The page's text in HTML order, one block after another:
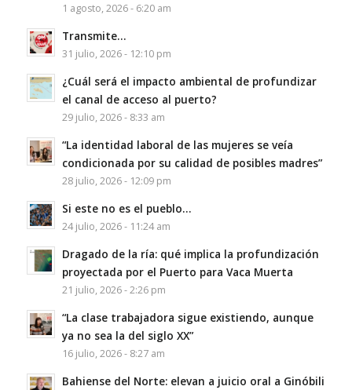
1 agosto, 2026 - 6:20 am
Transmite…
31 julio, 2026 - 12:10 pm
¿Cuál será el impacto ambiental de profundizar
el canal de acceso al puerto?
29 julio, 2026 - 8:33 am
“La identidad laboral de las mujeres se veía
condicionada por su calidad de posibles madres”
28 julio, 2026 - 12:09 pm
Si este no es el pueblo…
24 julio, 2026 - 11:24 am
Dragado de la ría: qué implica la profundización
proyectada por el Puerto para Vaca Muerta
21 julio, 2026 - 2:26 pm
“La clase trabajadora sigue existiendo, aunque
ya no sea la del siglo XX”
16 julio, 2026 - 8:27 am
Bahiense del Norte: elevan a juicio oral a Ginóbili